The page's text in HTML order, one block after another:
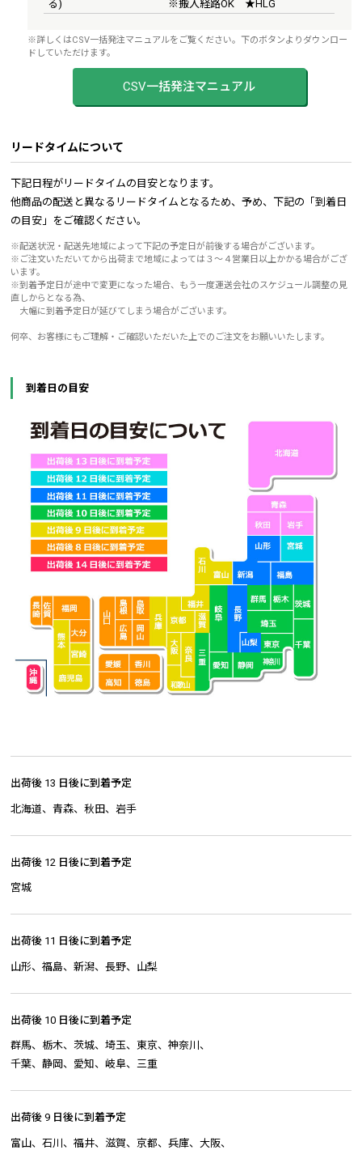
る) ※搬入経路OK ★HLG
※詳しくはCSV一括発注マニュアルをご覧ください。下のボタンよりダウンロー
ドしていただけます。
CSV一括発注マニュアル
リードタイムについて
下記日程がリードタイムの目安となります。
他商品の配送と異なるリードタイムとなるため、予め、下記の「到着日
の目安」をご確認ください。
※配送状況・配送先地域によって下記の予定日が前後する場合がございます。
※ご注文いただいてから出荷まで地域によっては３～４営業日以上かかる場合がござ
います。
※到着予定日が途中で変更になった場合、もう一度運送会社のスケジュール調整の見
直しからとなる為、
大幅に到着予定日が延びてしまう場合がございます。
何卒、お客様にもご理解・ご確認いただいた上でのご注文をお願いいたします。
到着日の目安
出荷後 13 日後に到着予定
北海道、青森、秋田、岩手
出荷後 12 日後に到着予定
宮城
出荷後 11 日後に到着予定
山形、福島、新潟、長野、山梨
出荷後 10 日後に到着予定
群馬、栃木、茨城、埼玉、東京、神奈川、
千葉、静岡、愛知、岐阜、三重
出荷後 9 日後に到着予定
富山、石川、福井、滋賀、京都、兵庫、大阪、